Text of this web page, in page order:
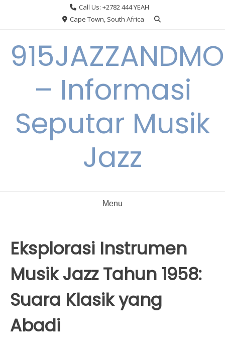
Call Us: +2782 444 YEAH
Cape Town, South Africa
– Informasi
Seputar Musik
Jazz
Menu
Eksplorasi Instrumen
Musik Jazz Tahun 1958:
Suara Klasik yang
Abadi